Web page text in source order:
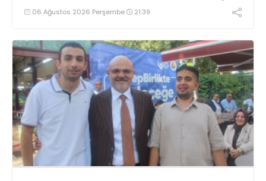
yöneticisi Esat Aydın kararın, adalete olan güvenlerini
sarstığını söyledi
06 Ağustos 2026 Perşembe 21:39